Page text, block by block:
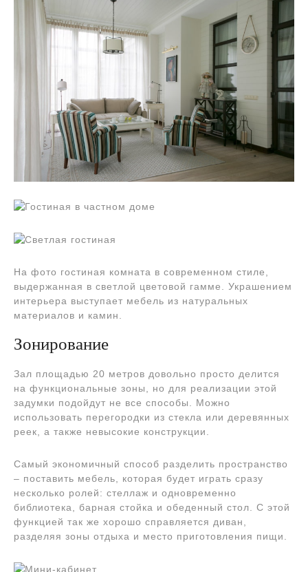
На фото гостиная комната в современном стиле,
выдержанная в светлой цветовой гамме. Украшением
интерьера выступает мебель из натуральных
материалов и камин.
Зонирование
Зал площадью 20 метров довольно просто делится
на функциональные зоны, но для реализации этой
задумки подойдут не все способы. Можно
использовать перегородки из стекла или деревянных
реек, а также невысокие конструкции.
Самый экономичный способ разделить пространство
– поставить мебель, которая будет играть сразу
несколько ролей: стеллаж и одновременно
библиотека, барная стойка и обеденный стол. С этой
функцией так же хорошо справляется диван,
разделяя зоны отдыха и место приготовления пищи.